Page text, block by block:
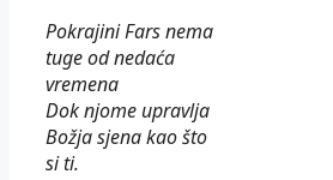
Pokrajini Fars nema
tuge od nedaća
vremena
Dok njome upravlja
Božja sjena kao što
si ti.